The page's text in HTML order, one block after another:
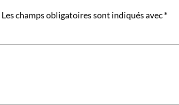
Les champs obligatoires sont indiqués avec*